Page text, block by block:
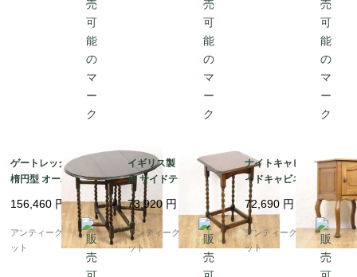
ゲートレッグテーブル
楕円型 オーバル ツイス
トレッグ オーク材 アン
ティーク イギリス製 伝
統的 クラシック
156,460 円
アンティークブルーパロ
ット
イギリス製 スクエア 四
角 サイドテーブル ツイ
ストレッグ 上品 木の温
もり アンティーク イン
テリア おしゃれ エレガ
ント クラシック
73,920 円
アンティークブルーパロ
ット
ナイトキャビネット サ
イドキャビネット イギ
リス製 アンティーク 収
納 木製 ヴィンテージ
ンティーク 猫脚 カブリ
オール
72,690 円
アンティークブルーパロ
ット